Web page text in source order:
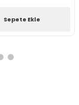
Sepete Ekle